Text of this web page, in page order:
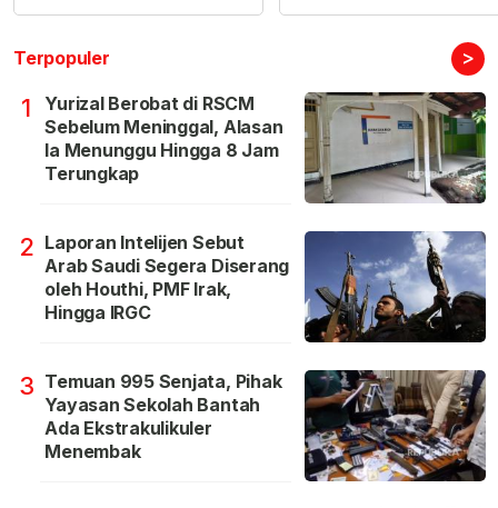
Terpopuler >
1
Yurizal Berobat di RSCM
Sebelum Meninggal, Alasan
Ia Menunggu Hingga 8 Jam
Terungkap
2 Laporan Intelijen Sebut
Arab Saudi Segera Diserang
oleh Houthi, PMF Irak,
Hingga IRGC
3 Temuan 995 Senjata, Pihak
Yayasan Sekolah Bantah
Ada Ekstrakulikuler
Menembak